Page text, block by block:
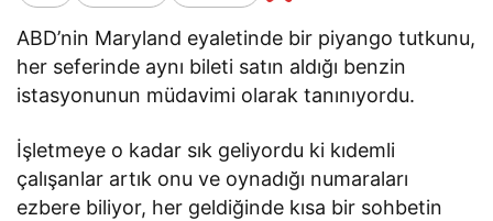
ABD’nin Maryland eyaletinde bir piyango tutkunu,
her seferinde aynı bileti satın aldığı benzin
istasyonunun müdavimi olarak tanınıyordu.
İşletmeye o kadar sık geliyordu ki kıdemli
çalışanlar artık onu ve oynadığı numaraları
ezbere biliyor, her geldiğinde kısa bir sohbetin